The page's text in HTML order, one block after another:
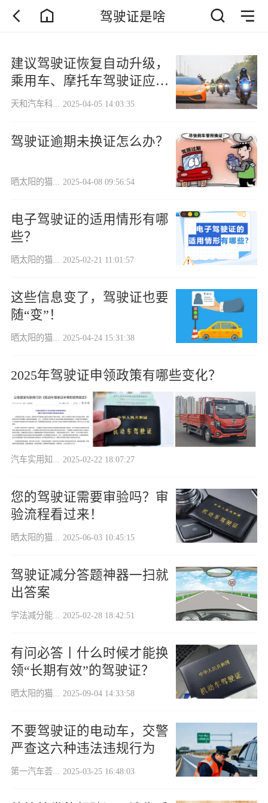
驾驶证是啥
建议驾驶证恢复自动升级，
乘用车、摩托车驾驶证应当
详细分类
天和汽车科... 2025-04-05 14:03:35
驾驶证逾期未换证怎么办？
晒太阳的猫... 2025-04-08 09:56:54
电子驾驶证的适用情形有哪
些？
晒太阳的猫... 2025-02-21 11:01:57
这些信息变了，驾驶证也要
随“变”！
晒太阳的猫... 2025-04-24 15:31:38
2025年驾驶证申领政策有哪些变化？
汽车实用知... 2025-02-22 18:07:27
您的驾驶证需要审验吗？审
验流程看过来！
晒太阳的猫... 2025-06-03 10:45:15
驾驶证减分答题神器一扫就
出答案
学法减分能... 2025-02-28 18:42:51
有问必答丨什么时候才能换
领“长期有效”的驾驶证？
晒太阳的猫... 2025-09-04 14:33:58
不要驾驶证的电动车，交警
严查这六种违法违规行为
第一汽车荟... 2025-03-25 16:48:03